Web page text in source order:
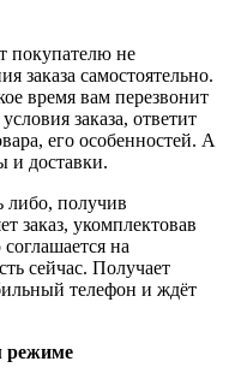
покупателю не
заказа самостоятельно.
время вам перезвонит
заказа, ответит
его особенностей. А
и доставки.
либо, получив
заказ, укомплектовав
на
сейчас. Получает
телефон и ждёт
режиме